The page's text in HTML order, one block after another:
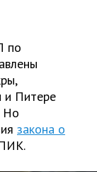
по
и Питере
Но
закона о